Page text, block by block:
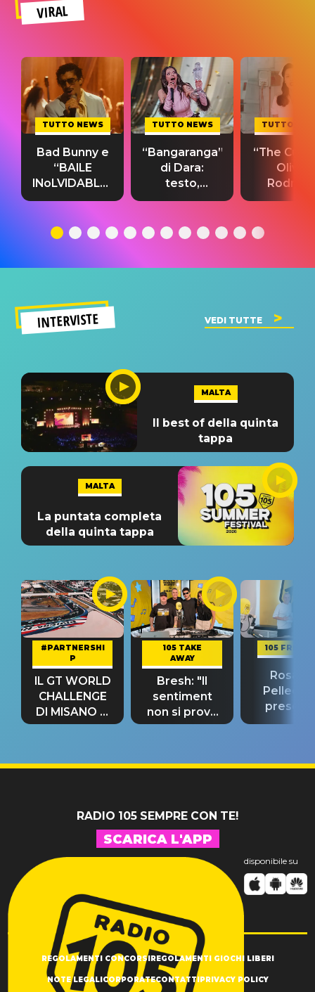
VIRAL
TUTTO NEWS
Bad Bunny e
“BAILE
INoLVIDABLE”:
testo,
significato
TUTTO NEWS
“Bangaranga”
di Dara:
testo,
traduzione e
del singolo
TUTTO
“The
Olivia
testo,
INTERVISTE VEDI TUTTE
MALTA
Il best of della quinta
tappa
MALTA
La puntata completa
della quinta tappa
#PARTNERSHI
P
IL GT WORLD
CHALLENGE
DI MISANO si
riconferma
105 TAKE
AWAY
Bresh: "Il
sentiment
non si prova
fino alla notte
105
Rosario
“Così
RADIO 105 SEMPRE CON TE!
SCARICA L'APP
disponibile su
REGOLAMENTI CONCORSI REGOLAMENTI GIOCHI LIBERI
NOTE LEGALI CORPORATECONTATTI PRIVACY POLICY